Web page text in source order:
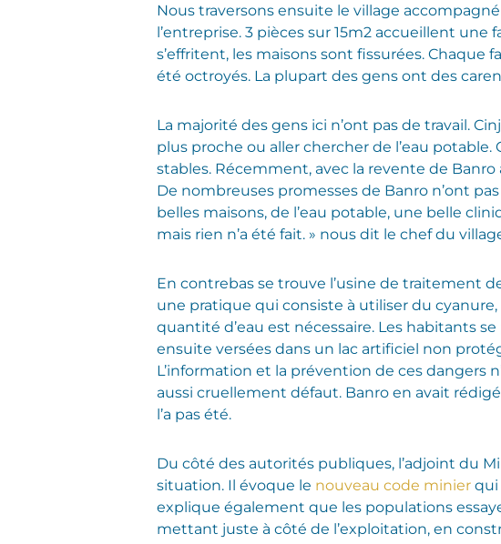
Nous traversons ensuite le village
l’entreprise. 3 pièces sur 15m2 accueillent
s’effritent, les maisons sont fissurées.
été octroyés. La plupart des gens ont des
La majorité des gens ici n’ont pas de travail.
plus proche ou aller chercher de l’eau
stables. Récemment, avec la revente de
De nombreuses promesses de Banro n’ont
belles maisons, de l’eau potable, une belle
mais rien n’a été fait. » nous dit le chef du
En contrebas se trouve l’usine de traitement
une pratique qui consiste à utiliser du
quantité d’eau est nécessaire. Les habitants
ensuite versées dans un lac artificiel non
L’information et la prévention de ces dangers
aussi cruellement défaut. Banro en avait
l’a pas été.
Du côté des autorités publiques, l’adjoint du
situation. Il évoque le nouveau code minier qui
explique également que les populations
mettant juste à côté de l’exploitation, en